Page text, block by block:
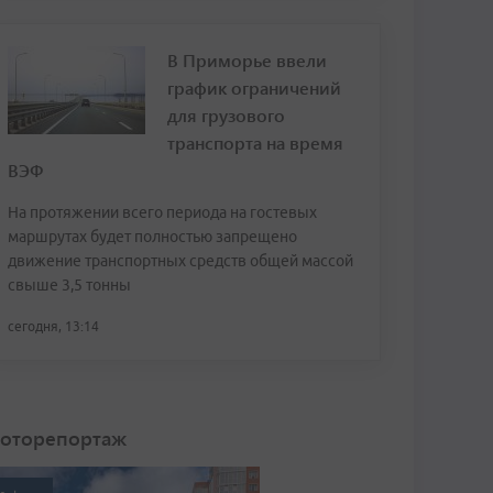
В Приморье ввели
график ограничений
для грузового
транспорта на время
ВЭФ
На протяжении всего периода на гостевых
маршрутах будет полностью запрещено
движение транспортных средств общей массой
свыше 3,5 тонны
сегодня, 13:14